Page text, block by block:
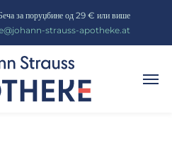
за поруџбине од 29 € или више
strauss-apotheke.at